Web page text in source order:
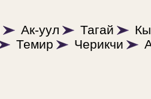
Ак-уул Тагай
Темир Черикчи